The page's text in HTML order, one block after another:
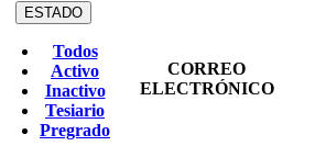
ESTADO
Todos
Activo
Inactivo
Tesiario
Pregrado
CORREO
ELECTRÓNICO